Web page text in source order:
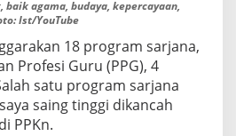
agama, budaya, kepercayaan,
Ist/YouTube
18 program sarjana,
Profesi Guru (PPG), 4
satu program sarjana
saing tinggi dikancah
PPKn.